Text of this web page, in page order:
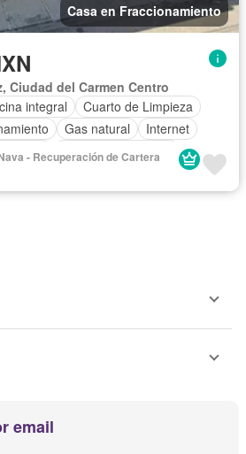
Casa en Fraccionamiento
Ciudad del Carmen Centro
integral
Cuarto de Limpieza
Gas natural
Internet
closet Televisión por cable
- Recuperación de Cartera
email